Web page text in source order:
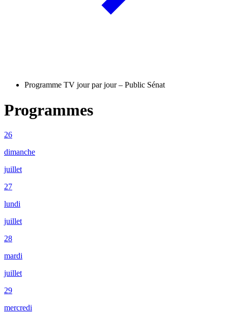
Programme TV jour par jour – Public Sénat
Programmes
26
dimanche
juillet
27
lundi
juillet
28
mardi
juillet
29
mercredi